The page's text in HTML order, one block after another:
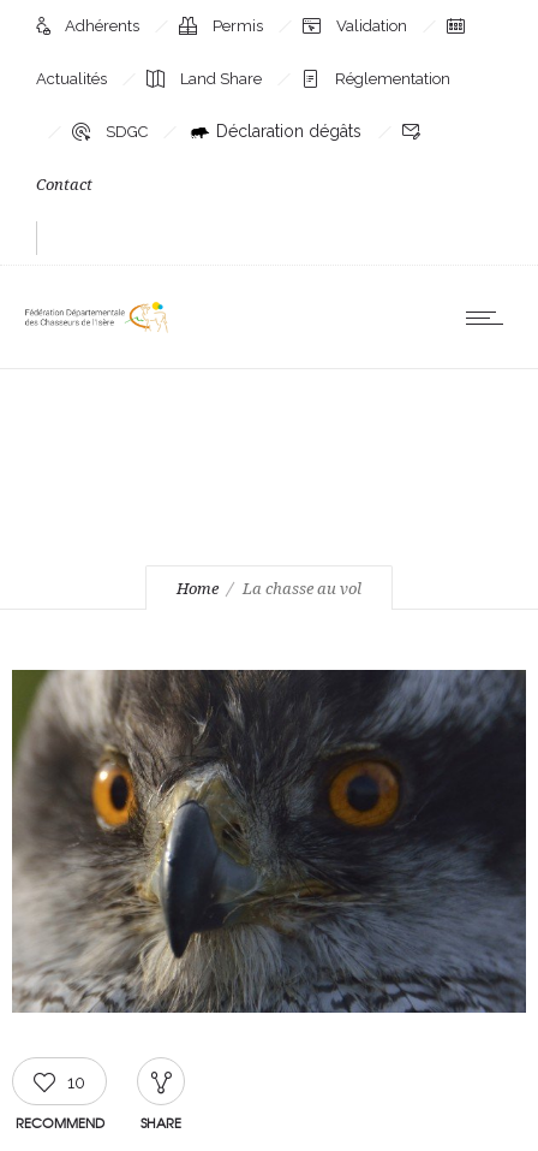
Adhérents Permis Validation
Actualités Land Share Réglementation
SDGC Déclaration dégâts
Contact
Home La chasse au vol
10
RECOMMEND SHARE